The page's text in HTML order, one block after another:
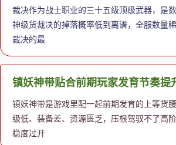
裁决作为战士职业的三十五级顶级武器，是
神级货裁决的掉落概率低到离谱，全服数量
裁决的最
镇妖神带贴合前期玩家发育节奏提
镇妖神带是游戏里配一起前期发育的上等货
级低、装备差、资源匮乏，压根驾驭不了高
稳度过开